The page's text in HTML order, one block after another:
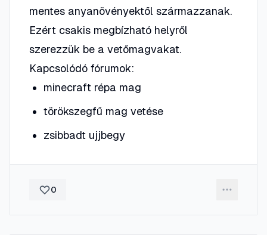
mentes anyanövényektől származzanak.
Ezért csakis megbízható helyről
szerezzük be a vetőmagvakat.
Kapcsolódó fórumok:
minecraft répa mag
törökszegfű mag vetése
zsibbadt ujjbegy
0